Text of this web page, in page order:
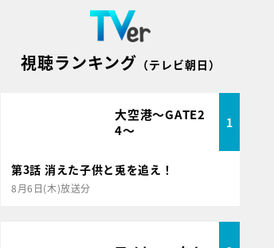
視聴ランキング （テレビ朝日）
大空港～GATE2
4～
1
第3話 消えた子供と兎を追え！
8月6日(木)放送分